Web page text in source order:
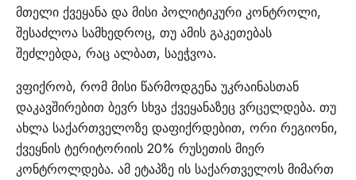
მთელი ქვეყანა და მისი პოლიტიკური კონტროლი,
შესაძლოა სამხედროც, თუ ამის გაკეთებას
შეძლებდა, რაც ალბათ, საეჭვოა.
ვფიქრობ, რომ მისი წარმოდგენა უკრაინასთან
დაკავშირებით ბევრ სხვა ქვეყანაზეც ვრცელდება. თუ
ახლა საქართველოზე დაფიქრდებით, ორი რეგიონი,
ქვეყნის ტერიტორიის 20% რუსეთის მიერ
კონტროლდება. ამ ეტაპზე ის საქართველოს მიმართ